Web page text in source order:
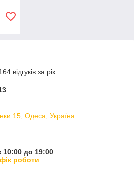
відгуків за рік
15, Одеса, Україна
10:00 до 19:00
роботи